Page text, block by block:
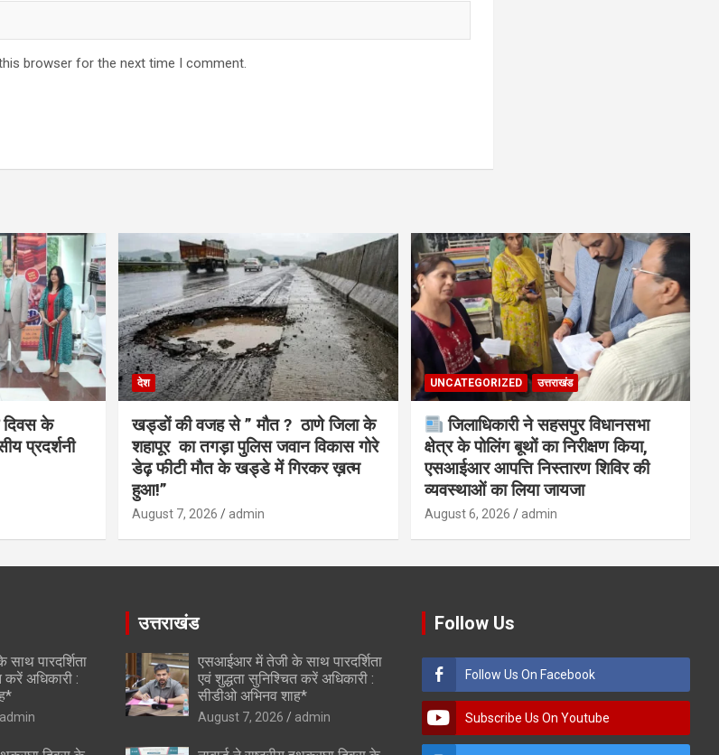
browser for the next time I comment.
दिवस के
प्रदर्शनी
देश
खड्डों की वजह से ” मौत ? ठाणे जिला के
शहापूर का तगड़ा पुलिस जवान विकास गोरे
डेढ़ फीटी मौत के खड्डे में गिरकर ख़त्म
हुआ!”
August 7, 2026 admin
UNCATEGORIZED उत्तराखंड
जिलाधिकारी ने सहसपुर विधानसभा
क्षेत्र के पोलिंग बूथों का निरीक्षण किया,
एसआईआर आपत्ति निस्तारण शिविर की
व्यवस्थाओं का लिया जायजा
August 6, 2026 admin
पारदर्शिता
करें अधिकारी :
admin
उत्तराखंड
एसआईआर में तेजी के साथ पारदर्शिता
एवं शुद्धता सुनिश्चित करें अधिकारी :
सीडीओ अभिनव शाह*
August 7, 2026 admin
Follow Us
Follow Us On Facebook
Subscribe Us On Youtube